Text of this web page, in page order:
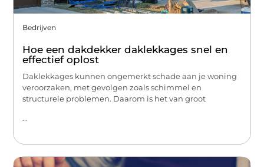
Bedrijven
Hoe een dakdekker daklekkages snel en
effectief oplost
Daklekkages kunnen ongemerkt schade aan je woning
veroorzaken, met gevolgen zoals schimmel en
structurele problemen. Daarom is het van groot
...